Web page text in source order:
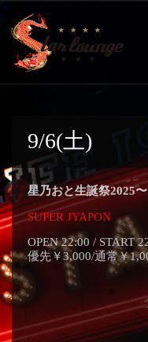
9/6(土)
星乃おと生誕祭2025
SUPER JYAPON
OPEN 22:00 / START
優先￥3,000/通常￥